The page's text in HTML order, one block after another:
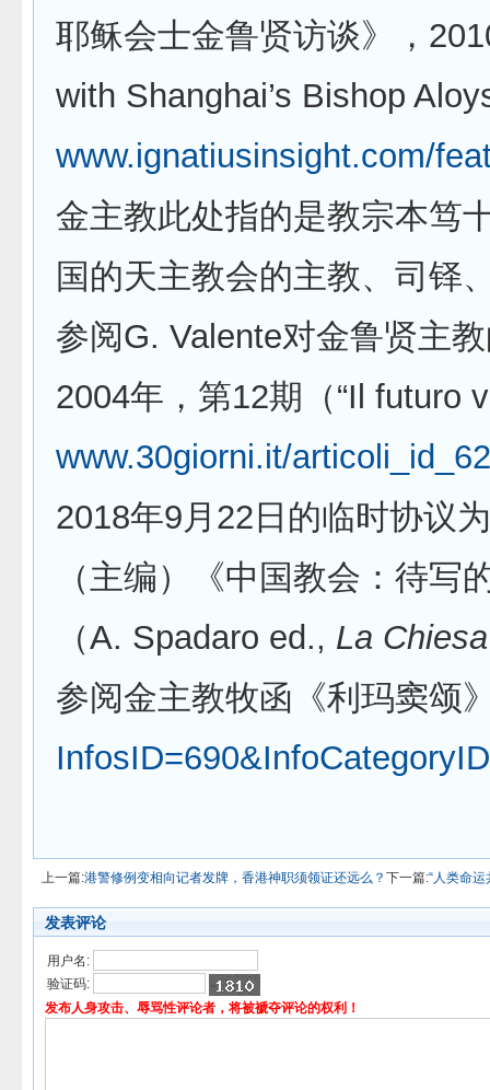
耶稣会士金鲁贤访谈》，
with Shanghai’s Bishop
www.ignatiusinsight.com/
金主教此处指的是教宗本笃
国的天主教会的主教、司铎
参阅G. Valente对金鲁贤主
2004年，第12期（“Il futuro
www.30giorni.it/
2018年9月22日的临时协议
（主编）《中国教会：待
（A. Spadaro ed., La
参阅金主教牧函《利玛窦颂
上一篇:港警修例变相向记者发牌，香港神职须领证还远么？ 下一篇:“人类命
发表评论
用户名:
验证码:
发布人身攻击、辱骂性评论者，将被褫夺评论的权利！